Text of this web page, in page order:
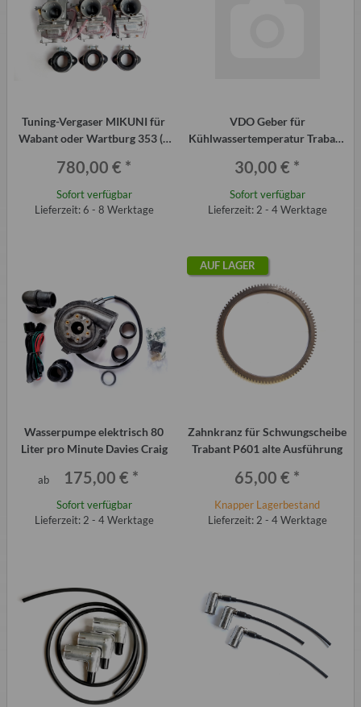
Tuning-Vergaser MIKUNI für
Wabant oder Wartburg 353 (3
780,00 € *
Sofort verfügbar
Lieferzeit: 6 - 8 Werktage
VDO Geber für
Kühlwassertemperatur Trabant
30,00 € *
Sofort verfügbar
Lieferzeit: 2 - 4 Werktage
Wasserpumpe elektrisch 80
Liter pro Minute Davies Craig
ab 175,00 € *
Sofort verfügbar
Lieferzeit: 2 - 4 Werktage
AUF LAGER
Zahnkranz für Schwungscheibe
Trabant P601 alte Ausführung
65,00 € *
Knapper Lagerbestand
Lieferzeit: 2 - 4 Werktage